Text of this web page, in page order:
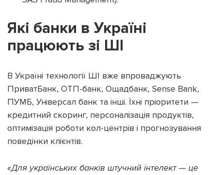
Які банки в Україні
працюють зі ШІ
В Україні технології ШІ вже впроваджують
ПриватБанк, ОТП-банк, Ощадбанк, Sense Bank,
ПУМБ, Універсал банк та інші. Їхні пріоритети —
кредитний скоринг, персоналізація продуктів,
оптимізація роботи кол-центрів і прогнозування
поведінки клієнтів.
«Для українських банків штучний інтелект — це